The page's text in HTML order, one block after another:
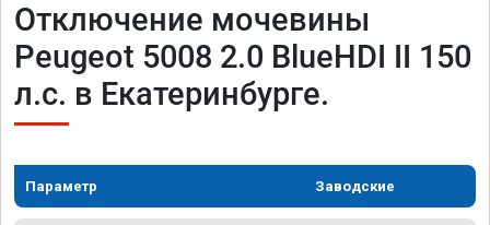
Отключение мочевины
Peugeot 5008 2.0 BlueHDI II 150
л.с. в Екатеринбурге.
Параметр Заводские